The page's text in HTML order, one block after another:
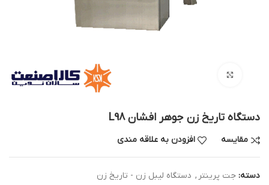
دستگاه تاریخ زن جوهر افشان L98
مقایسه افزودن به علاقه مندی
دسته: جت پرینتر , دستگاه لیبل زن - تاریخ زن